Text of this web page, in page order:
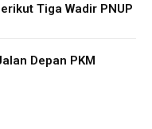
Tiga Wadir PNUP
Depan PKM